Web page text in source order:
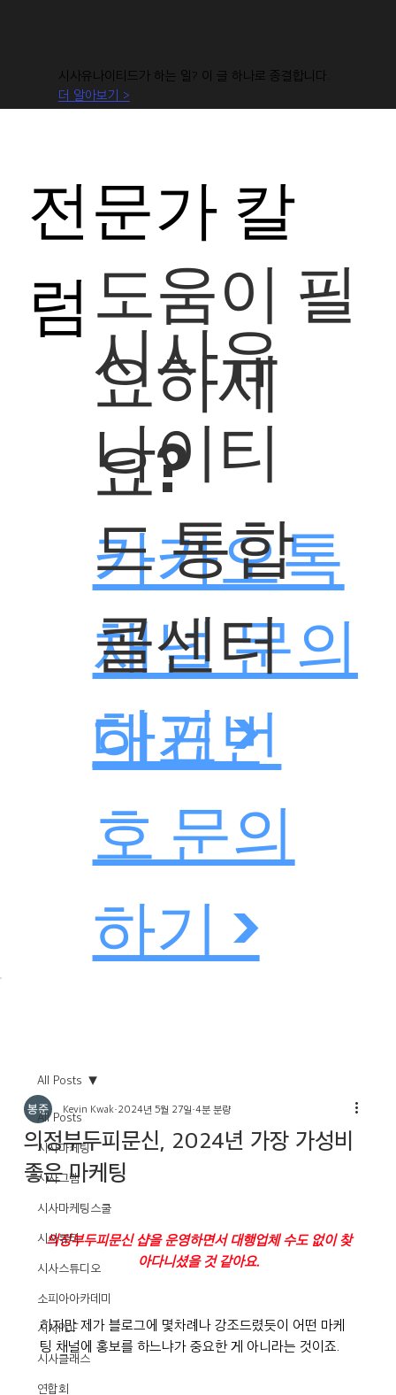
시사유나이티드가 하는 일? 이 글 하나로 종결합니다.
더 알아보기 >
All Posts
시사마케팅
시사그램
시사마케팅스쿨
시사뷰티
시사스튜디오
소피아아카데미
시사PDF
시사클래스
연합회
All Posts
의정부두피문신, 2024년 가장 가성비
좋은 마케팅
Kevin Kwak 2024년 5월 27일 4분 분량
의정부두피문신 샵을 운영하면서 대행업체 수도 없이 찾
아다니셨을 것 같아요.
하지만 제가 블로그에 몇차례나 강조드렸듯이 어떤 마케
팅 채널에 홍보를 하느냐가 중요한 게 아니라는 것이죠.
전문가 칼
럼도움이 필
요하세
요?
카카오톡
채널 문의
하기 >
시사유
나이티
드 통합
콜센터
대표번
호 문의
하기 >